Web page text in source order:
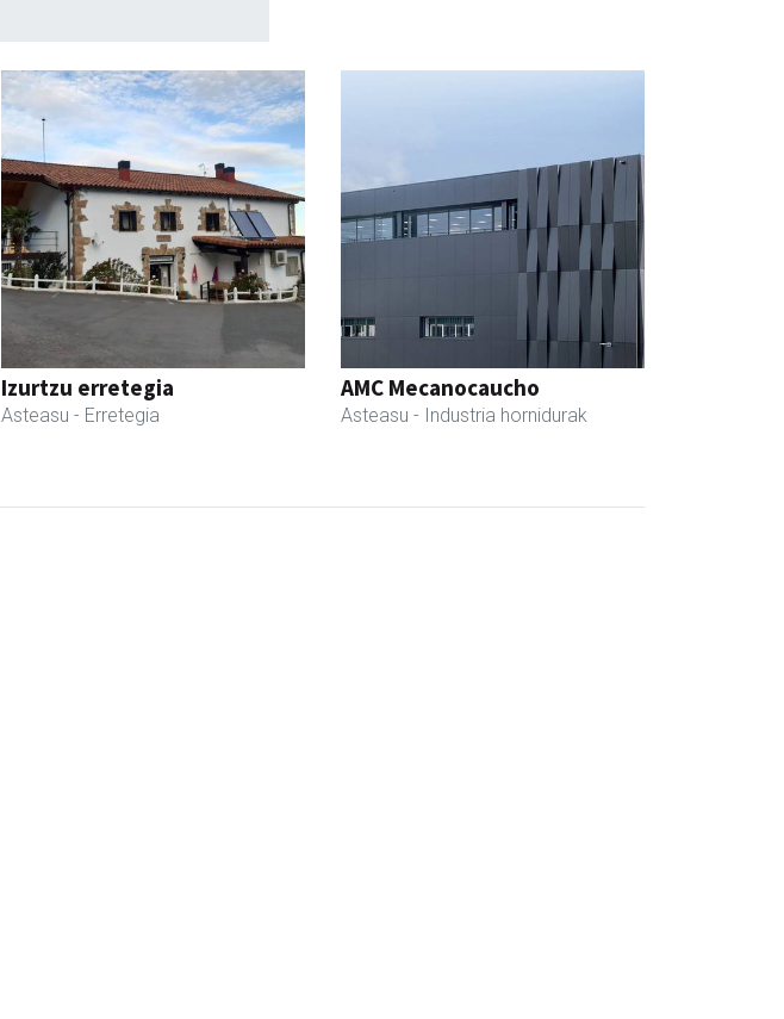
Izurtzu erretegia
Asteasu - Erretegia
AMC Mecanocaucho
Asteasu - Industria hornidurak